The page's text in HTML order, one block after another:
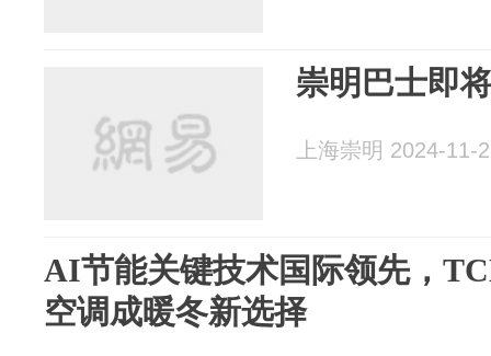
崇明巴士即
上海崇明 2024-11-
AI节能关键技术国际领先，
空调成暖冬新选择